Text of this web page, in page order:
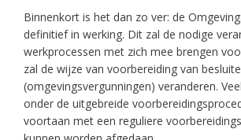
Binnenkort is het dan zo ver: de
definitief in werking. Dit zal de nodige
werkprocessen met zich mee brengen
zal de wijze van voorbereiding van
(omgevingsvergunningen) veranderen.
onder de uitgebreide
voortaan met een reguliere